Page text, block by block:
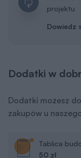
projektu
Dowiedz
Dodatki w
Dodatki możesz
zakupów u
Tablica
50 zł